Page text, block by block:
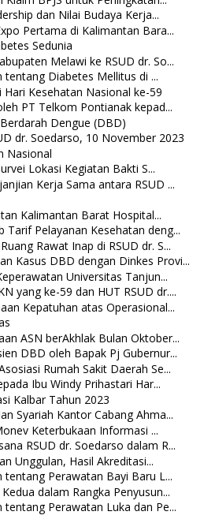
dan Nilai Budaya Kerja...
Pertama di Kalimantan Bara...
Sedunia
Melawi ke RSUD dr. So...
tentang Diabetes Mellitus di ...
Kesehatan Nasional ke-59
PT Telkom Pontianak kepad...
Dengue (DBD)
dr. Soedarso, 10 November 2023
Nasional
Lokasi Kegiatan Bakti S...
Kerja Sama antara RSUD ...
Kalimantan Barat Hospital...
Tarif Pelayanan Kesehatan deng...
Rawat Inap di RSUD dr. S...
Kasus DBD dengan Dinkes Provi...
Universitas Tanjun...
yang ke-59 dan HUT RSUD dr....
Kepatuhan atas Operasional...
ASN berAkhlak Bulan Oktober...
DBD oleh Bapak Pj Gubernur...
Rumah Sakit Daerah Se...
Ibu Windy Prihastari Har...
Kalbar Tahun 2023
Syariah Kantor Cabang Ahma...
Keterbukaan Informasi ...
RSUD dr. Soedarso dalam R...
Unggulan, Hasil Akreditasi...
tentang Perawatan Bayi Baru L...
dalam Rangka Penyusun...
tentang Perawatan Luka dan Pe...